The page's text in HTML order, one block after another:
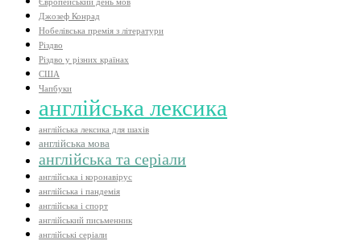
Європейський день мов
Джозеф Конрад
Нобелівська премія з літератури
Різдво
Різдво у різних країнах
США
Чапбуки
англійська лексика
англійська лексика для шахів
англійська мова
англійська та серіали
англійська і коронавірус
англійська і пандемія
англійська і спорт
англійський письменник
англійські серіали